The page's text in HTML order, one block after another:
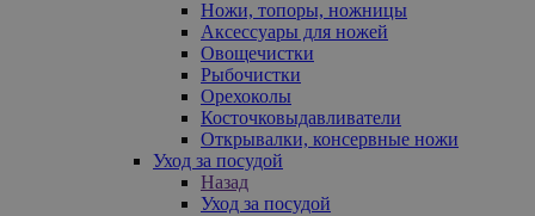
Ножи, топоры, ножницы
Аксессуары для ножей
Овощечистки
Рыбочистки
Орехоколы
Косточковыдавливатели
Открывалки, консервные ножи
Уход за посудой
Назад
Уход за посудой